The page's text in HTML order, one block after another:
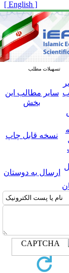
[ English ]
تسهیلات مطلب
سایر مطالب این
بخش
نسخه قابل چاپ
ارسال به دوستان